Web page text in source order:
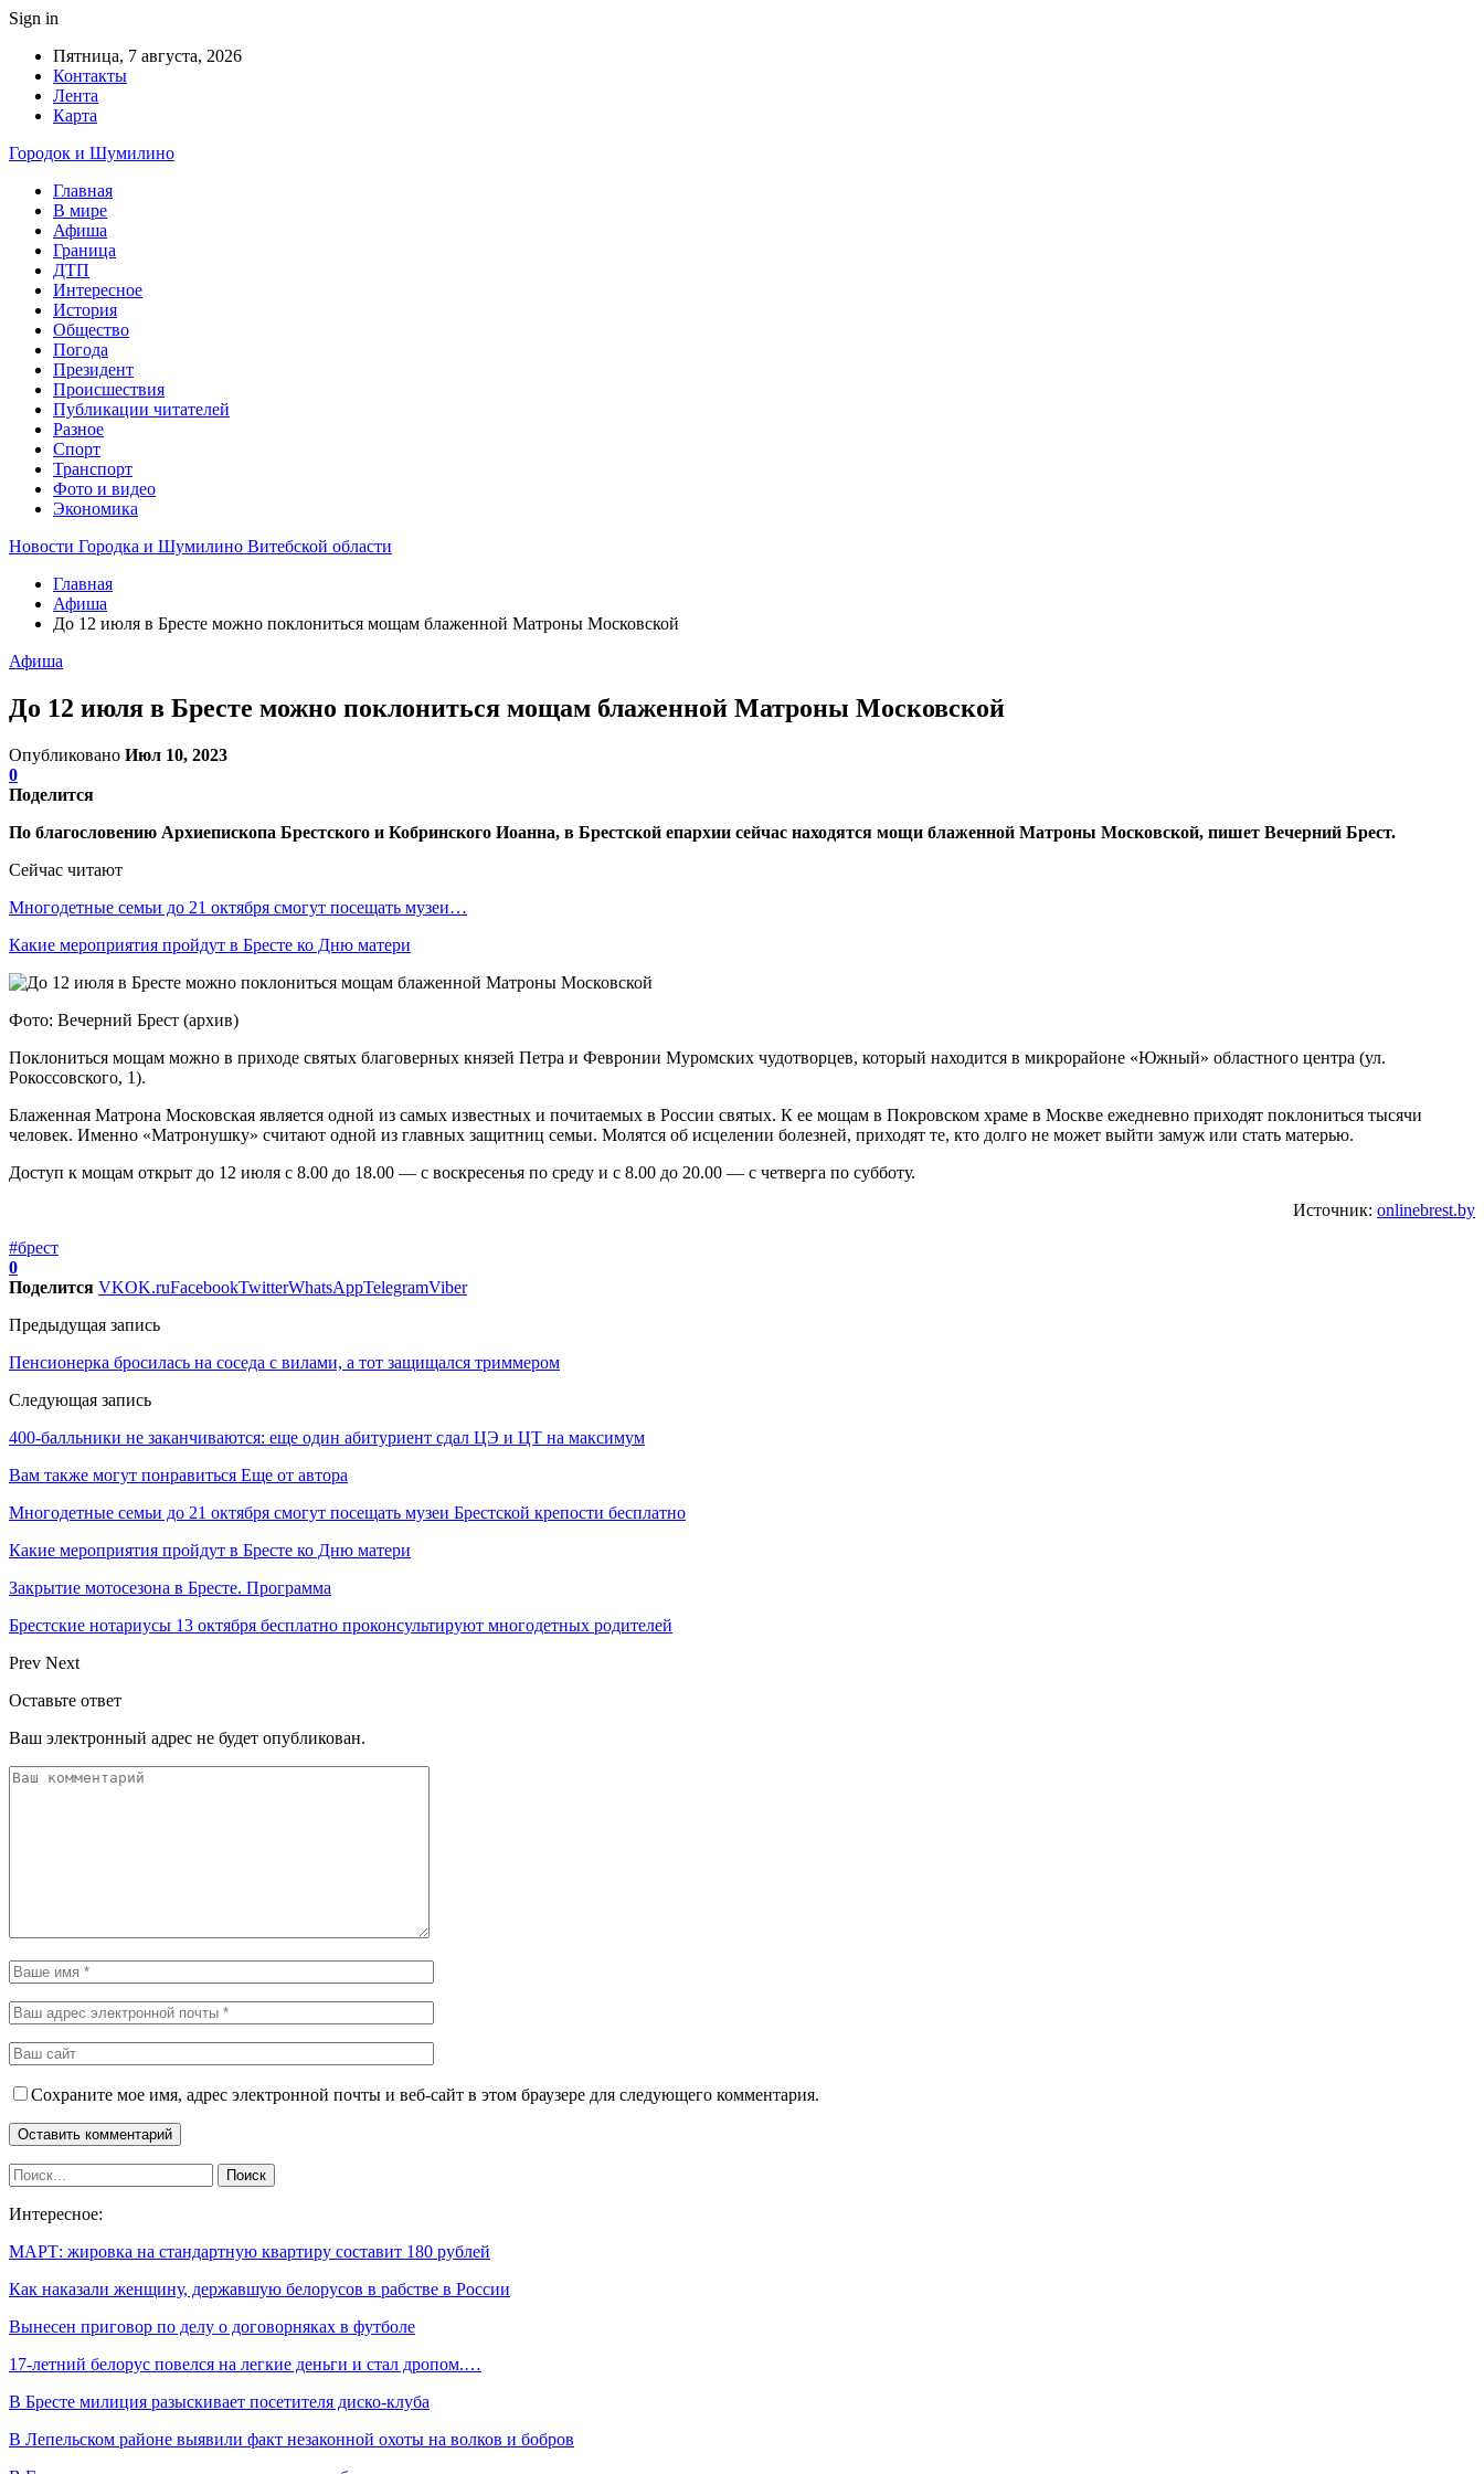
Sign in
Пятница, 7 августа, 2026
Контакты
Лента
Карта
Городок и Шумилино
Главная
В мире
Афиша
Граница
ДТП
Интересное
История
Общество
Погода
Президент
Происшествия
Публикации читателей
Разное
Спорт
Транспорт
Фото и видео
Экономика
Новости Городка и Шумилино Витебской области
Главная
Афиша
До 12 июля в Бресте можно поклониться мощам блаженной Матроны Московской
Афиша
До 12 июля в Бресте можно поклониться мощам блаженной Матроны Московской
Опубликовано Июл 10, 2023
0
Поделится
По благословению Архиепископа Брестского и Кобринского Иоанна, в Брестской епархии сейчас находятся мощи блаженной Матроны Московской, пишет Вечерний Брест.
Сейчас читают
Многодетные семьи до 21 октября смогут посещать музеи…
Какие мероприятия пройдут в Бресте ко Дню матери
Фото: Вечерний Брест (архив)
Поклониться мощам можно в приходе святых благоверных князей Петра и Февронии Муромских чудотворцев, который находится в микрорайоне «Южный» областного центра (ул.
Рокоссовского, 1).
Блаженная Матрона Московская является одной из самых известных и почитаемых в России святых. К ее мощам в Покровском храме в Москве ежедневно приходят поклониться тысячи
человек. Именно «Матронушку» считают одной из главных защитниц семьи. Молятся об исцелении болезней, приходят те, кто долго не может выйти замуж или стать матерью.
Доступ к мощам открыт до 12 июля с 8.00 до 18.00 — с воскресенья по среду и с 8.00 до 20.00 — с четверга по субботу.
Источник: onlinebrest.by
#брест
0
Поделится VKOK.ruFacebookTwitterWhatsAppTelegramViber
Предыдущая запись
Пенсионерка бросилась на соседа с вилами, а тот защищался триммером
Следующая запись
400-балльники не заканчиваются: еще один абитуриент сдал ЦЭ и ЦТ на максимум
Вам также могут понравиться Еще от автора
Многодетные семьи до 21 октября смогут посещать музеи Брестской крепости бесплатно
Какие мероприятия пройдут в Бресте ко Дню матери
Закрытие мотосезона в Бресте. Программа
Брестские нотариусы 13 октября бесплатно проконсультируют многодетных родителей
Prev Next
Оставьте ответ
Ваш электронный адрес не будет опубликован.
Сохраните мое имя, адрес электронной почты и веб-сайт в этом браузере для следующего комментария.
Интересное:
МАРТ: жировка на стандартную квартиру составит 180 рублей
Как наказали женщину, державшую белорусов в рабстве в России
Вынесен приговор по делу о договорняках в футболе
17-летний белорус повелся на легкие деньги и стал дропом.…
В Бресте милиция разыскивает посетителя диско-клуба
В Лепельском районе выявили факт незаконной охоты на волков и бобров